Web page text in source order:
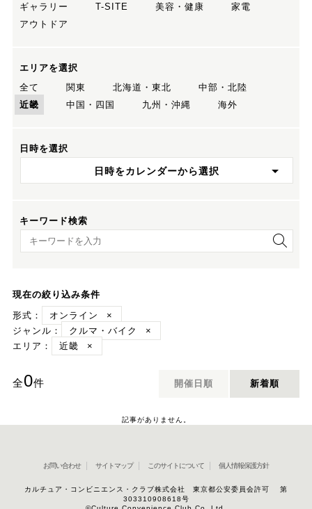
ギャラリー
T-SITE 美容・健康
家電
アウトドア
エリアを選択
全て
関東 北海道・東北
中部・北陸
近畿
中国・四国 九州・沖縄 海外
日時を選択
日時をカレンダーから選択
キーワード検索
キーワード検索
現在の絞り込み条件
形式：
オンライン
×
ジャンル：
クルマ・バイク
×
エリア：
近畿 ×
全0件 開催日順 新着順
記事がありません。
お問い合わせ サイトマップ このサイトについて 個人情報保護方針
カルチュア・コンビニエンス・クラブ株式会社 東京都公安委員会許可 第
303310908618号